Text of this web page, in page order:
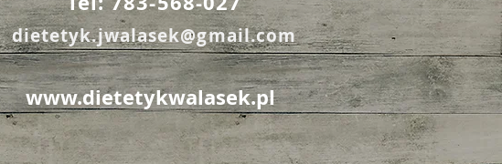
dietetyk.jwalasek@gmail.com
www.dietetykwalasek.pl